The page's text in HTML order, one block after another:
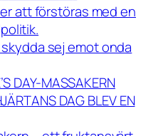
att förstöras med en
sej emot onda
DAY-MASSAKERN
DAG BLEV EN